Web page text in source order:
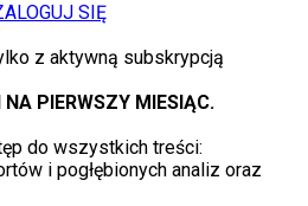
SIĘ
z aktywną subskrypcją
PIERWSZY MIESIĄC.
do wszystkich treści:
i pogłębionych analiz oraz